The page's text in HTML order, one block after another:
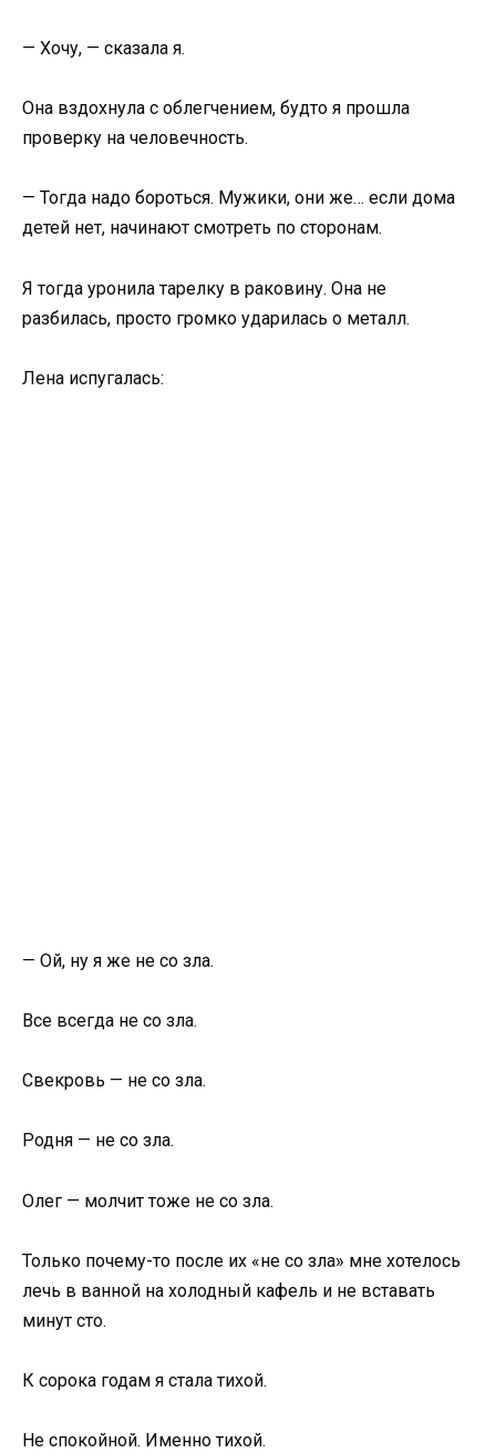
— Хочу, — сказала я.
Она вздохнула с облегчением, будто я прошла
проверку на человечность.
— Тогда надо бороться. Мужики, они же… если дома
детей нет, начинают смотреть по сторонам.
Я тогда уронила тарелку в раковину. Она не
разбилась, просто громко ударилась о металл.
Лена испугалась:
— Ой, ну я же не со зла.
Все всегда не со зла.
Свекровь — не со зла.
Родня — не со зла.
Олег — молчит тоже не со зла.
Только почему-то после их «не со зла» мне хотелось
лечь в ванной на холодный кафель и не вставать
минут сто.
К сорока годам я стала тихой.
Не спокойной. Именно тихой.